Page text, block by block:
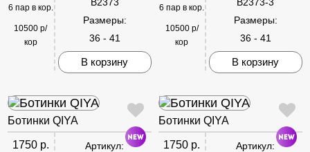
6 пар в кор.
10500 р/
кор
Размеры:
36 - 41
В корзину
6 пар в кор.
10500 р/
кор
Размеры:
36 - 41
В корзину
Ботинки QIYA
1750 р.
Артикул:
Ботинки QIYA
1750 р.
Артикул: